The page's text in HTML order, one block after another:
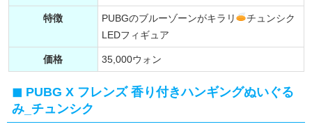
特徴 PUBGのブルーゾーンがキラリ
チュンシク
LEDフィギュア
価格 35,000ウォン
PUBG X フレンズ 香り付きハンギングぬいぐる
み_チュンシク